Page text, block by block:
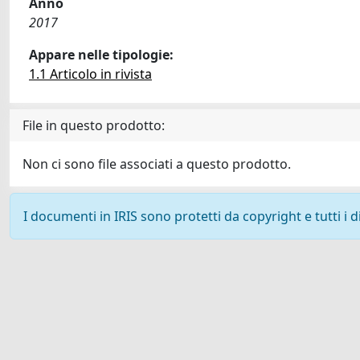
2017
Appare nelle tipologie:
1.1 Articolo in rivista
File in questo prodotto:
Non ci sono file associati a questo prodotto.
I documenti in IRIS sono protetti da copyright e tutti i